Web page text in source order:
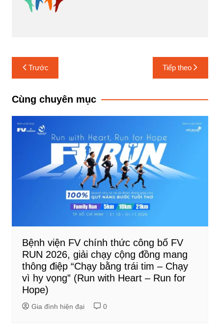
Điều
hướng
bài
Trước Tiếp theo
Cùng chuyên mục
Bệnh viện FV chính thức công bố FV
RUN 2026, giải chạy cộng đồng mang
thông điệp “Chạy bằng trái tim – Chạy
vì hy vọng” (Run with Heart – Run for
Hope)
Gia đình hiện đại 0